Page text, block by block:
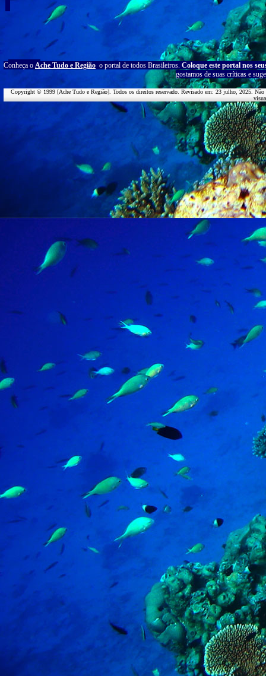
Conheça o Ache Tudo e Região o portal de todos Brasileiros. Coloque este portal nos
gostamos de suas críticas e
Copyright © 1999 [Ache Tudo e Região]. Todos os direitos reservado. Revisado em: 23 julho, 2025 .